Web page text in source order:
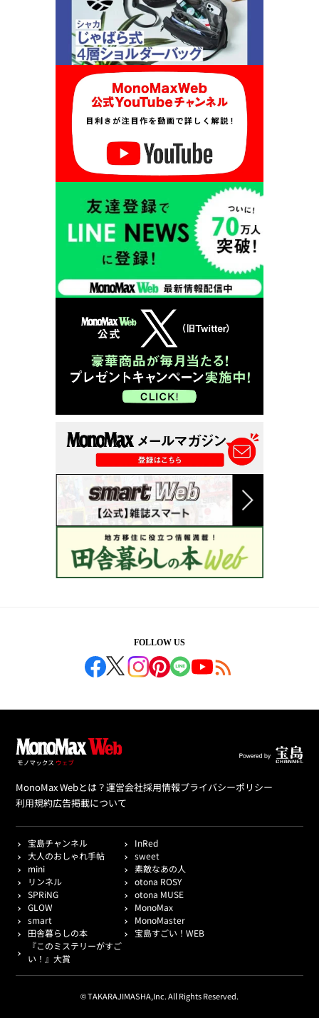
FOLLOW US
MonoMax Webとは？運営会社採用情報プライバシーポリシー
利用規約広告掲載について
宝島チャンネル
InRed
大人のおしゃれ手帖
sweet
mini
素敵なあの人
リンネル
otona ROSY
SPRiNG
otona MUSE
GLOW
MonoMax
smart
MonoMaster
田舎暮らしの本
宝島すごい！WEB
『このミステリーがすご
い！』大賞
© TAKARAJIMASHA,Inc. All Rights Reserved.